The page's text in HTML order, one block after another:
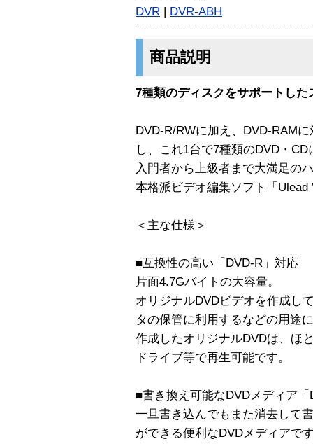
DVR | DVR-ABH
商品説明
7種類のディスクをサポートし
DVD-R/RWに加え、DVD-RAM
し、これ1台で7種類のDVD・
入門者から上級者まで大満足の
本格派ビデオ編集ソフト「
＜主な仕様＞
■互換性の高い「DVD-R」対応
片面4.7Gバイトの大容量。
オリジナルDVDビデオを作成し
タの保管に利用するなどの用途
作成したオリジナルDVDは、ほ
ドライブ等で再生可能です。
■書き換え可能なDVDメディア
一旦書き込んでもまた消去して
ができる便利なDVDメディアで